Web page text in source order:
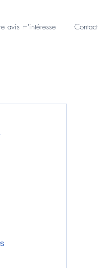
avis m'intéresse Contact